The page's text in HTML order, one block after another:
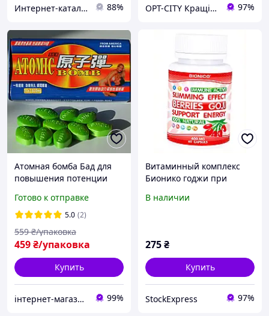
Интер​н​ет-ка​талог ​с​​ки​док "iBag.ua" 88% OPT-CITY Кращі ціни в інтернеті 97%
Атомная бомба Бад для
повышения потенции
Эффективное средство
для мужчин Exclusive
Edition
Готово к отправке
5.0 (2)
459₴/упаковка
559 ₴/упаковка
Купить
інтернет-магазин Кіт Муркіт 99%
Витаминный комплекс
Бионико годжи при
26T69E591
В наличии
275₴
Купить
StockExpress 97%